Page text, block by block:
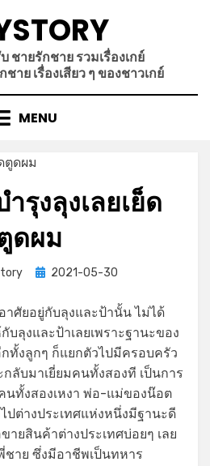
ชายรักชาย รวมเรื่องเกย์
าย เรื่องเสียว ๆ ของชาวเกย์
MENU
รุงลุงเลยเย็ด
ดผม
Posted
2021-05-30
ศัยอยู่กับลุงและป้านั้น ไม่ได้
บลุงและป้าเลยเพราะฐานะของ
ทั้งลูกๆ ก็แยกตัวไปมีครอบครัว
ลับมาเยี่ยมคนทั้งสองที เป็นการ
นทั้งสองเหงา พ่อ-แม่ของน๊อต
ต่างประเทศแห่งหนึ่งมีฐานะดี
ายสินค้าต่างประเทศบ่อยๆ เลย
ชาย ซึ่งมีอาชีพเป็นทหาร